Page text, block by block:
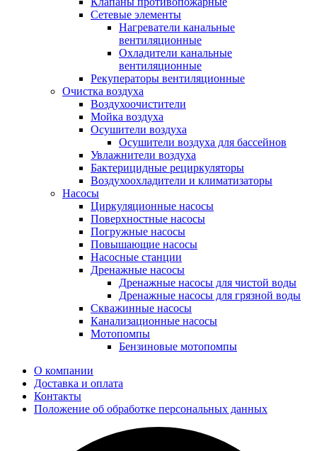
Сетевые элементы
Нагреватели канальные
вентиляционные
Охладители канальные
вентиляционные
Рекуператоры вентиляционные
Очистка воздуха
Воздухоочистители
Мойка воздуха
Осушители воздуха
Осушители воздуха для бассейнов
Увлажнители воздуха
Бактерицидные рециркуляторы
Воздухоохладители и климатизаторы
Насосы
Циркуляционные насосы
Поверхностные насосы
Погружные насосы
Повышающие насосы
Насосные станции
Дренажные насосы
Дренажные насосы для чистой воды
Дренажные насосы для грязной воды
Скважинные насосы
Канализационные насосы
Мотопомпы
Бензиновые мотопомпы
О компании
Доставка и оплата
Контакты
Положение об обработке персональных данных